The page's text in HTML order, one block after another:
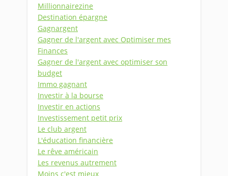
Millionnairezine
Destination épargne
Gagnargent
Gagner de l'argent avec Optimiser mes
Finances
Gagner de l'argent avec optimiser son
budget
Immo gagnant
Investir à la bourse
Investir en actions
Investissement petit prix
Le club argent
L'éducation financière
Le rêve américain
Les revenus autrement
Moins c'est mieux